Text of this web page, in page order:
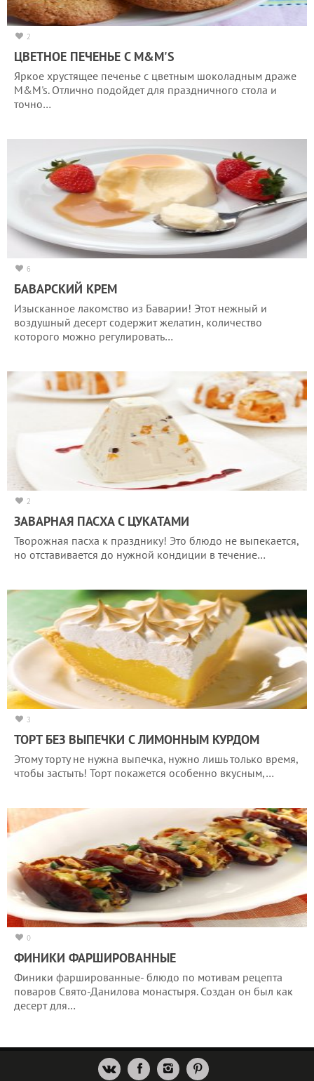
2
ЦВЕТНОЕ ПЕЧЕНЬЕ С M&M'S
Яркое хрустящее печенье с цветным шоколадным драже
M&M's. Отлично подойдет для праздничного стола и
точно…
6
БАВАРСКИЙ КРЕМ
Изысканное лакомство из Баварии! Этот нежный и
воздушный десерт содержит желатин, количество
которого можно регулировать…
2
ЗАВАРНАЯ ПАСХА С ЦУКАТАМИ
Творожная пасха к празднику! Это блюдо не выпекается,
но отставивается до нужной кондиции в течение…
3
ТОРТ БЕЗ ВЫПЕЧКИ С ЛИМОННЫМ КУРДОМ
Этому торту не нужна выпечка, нужно лишь только время,
чтобы застыть! Торт покажется особенно вкусным,…
0
ФИНИКИ ФАРШИРОВАННЫЕ
Финики фаршированные- блюдо по мотивам рецепта
поваров Свято-Данилова монастыря. Создан он был как
десерт для…